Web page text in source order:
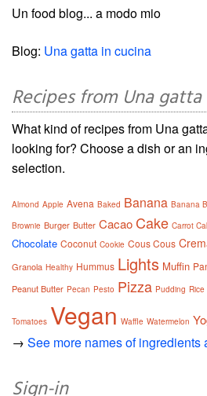
Un food blog... a modo mio
Blog: Una gatta in cucina
Recipes from Una
What kind of recipes from Una
looking for? Choose a dish or an
selection.
Almond Apple Avena Baked Banana Banana
Brownie Burger Butter Cacao Cake Carrot
Chocolate Coconut Cookie Cous Cous
Granola Healthy Hummus Lights Muffin
Peanut Butter Pecan Pesto Pizza Pudding Rice
Tomatoes Vegan Waffle Watermelon
→ See more names of ingredients
Sign-in